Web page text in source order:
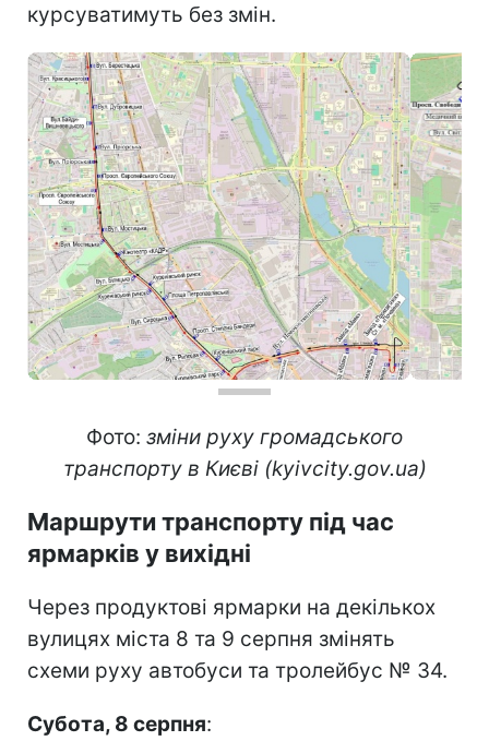
курсуватимуть без змін.
Фото: зміни руху громадського
транспорту в Києві (kyivcity.gov.ua)
Маршрути транспорту під час
ярмарків у вихідні
Через продуктові ярмарки на декількох
вулицях міста 8 та 9 серпня змінять
схеми руху автобуси та тролейбус № 34.
Субота, 8 серпня: